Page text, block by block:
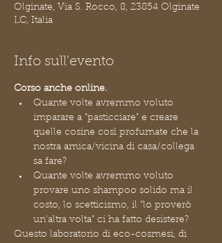
Olginate, Via S. Rocco, 8, 23854 Olginate
LC, Italia
Info sull'evento
Corso anche online.
Quante volte avremmo voluto
imparare a "pasticciare" e creare
quelle cosine così profumate che la
nostra amica/vicina di casa/collega
sa fare?
Quante volte avremmo voluto
provare uno shampoo solido ma il
costo, lo scetticismo, il "lo proverò
un'altra volta" ci ha fatto desistere?
Questo laboratorio di eco-cosmesi, di